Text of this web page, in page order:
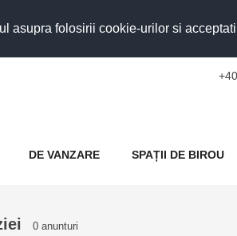
asupra folosirii cookie-urilor si
DE VANZARE SPAȚII DE BIROU
0 anunturi